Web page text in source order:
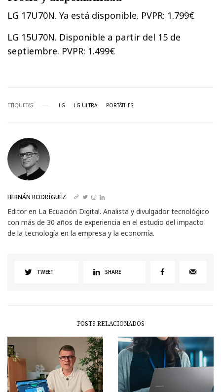
LG 17U70N. Ya está disponible. PVPR: 1.799€
LG 15U70N. Disponible a partir del 15 de
septiembre. PVPR: 1.499€
ETIQUETAS LG LG ULTRA PORTÁTILES
HERNÁN RODRÍGUEZ
Editor en La Ecuación Digital. Analista y divulgador tecnológico
con más de 30 años de experiencia en el estudio del impacto
de la tecnología en la empresa y la economía.
TWEET SHARE
POSTS RELACIONADOS